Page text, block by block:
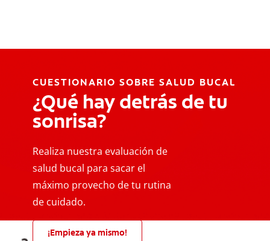
CUESTIONARIO SOBRE SALUD BUCAL
¿Qué hay detrás de tu
sonrisa?
Realiza nuestra evaluación de
salud bucal para sacar el
máximo provecho de tu rutina
de cuidado.
¡Empieza ya mismo!